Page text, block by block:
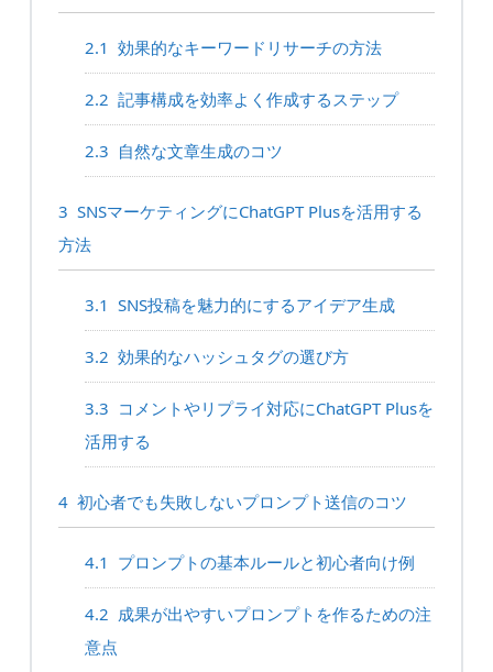
2.1 効果的なキーワードリサーチの方法
2.2 記事構成を効率よく作成するステップ
2.3 自然な文章生成のコツ
3 SNSマーケティングにChatGPT Plusを活用する
方法
3.1 SNS投稿を魅力的にするアイデア生成
3.2 効果的なハッシュタグの選び方
3.3 コメントやリプライ対応にChatGPT Plusを
活用する
4 初心者でも失敗しないプロンプト送信のコツ
4.1 プロンプトの基本ルールと初心者向け例
4.2 成果が出やすいプロンプトを作るための注
意点